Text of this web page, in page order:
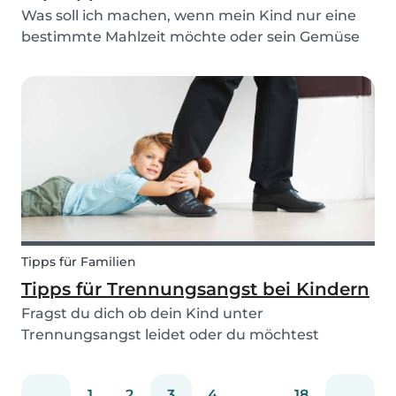
Was soll ich machen, wenn mein Kind nur eine
bestimmte Mahlzeit möchte oder sein Gemüse
was Picky Eating ist, warum es auftritt und wie
du damit umgehen kannst! Lies weiter, für Tipps
Tipps für Familien
Tipps für Trennungsangst bei Kindern
Fragst du dich ob dein Kind unter
Trennungsangst leidet oder du möchtest